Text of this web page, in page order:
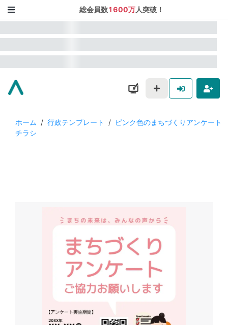
総会員数1600万人突破！
ホーム / 行政テンプレート / ピンク色のまちづくりアンケート
チラシ